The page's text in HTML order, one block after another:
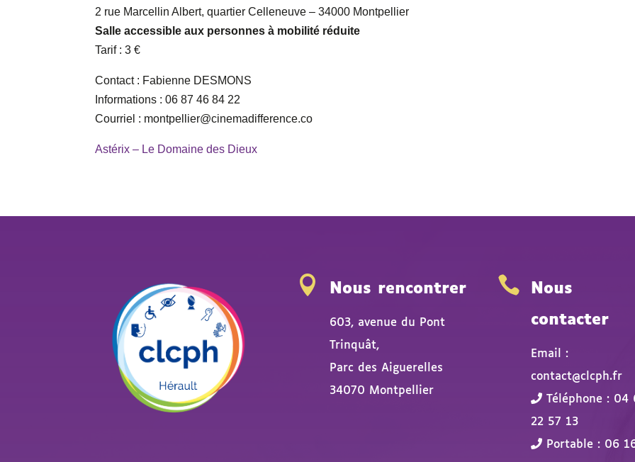
2 rue Marcellin Albert, quartier Celleneuve – 34000 Montpellier
Salle accessible aux personnes à mobilité réduite
Tarif : 3 €
Contact : Fabienne DESMONS
Informations : 06 87 46 84 22
Courriel : montpellier@cinemadifference.co
Astérix – Le Domaine des Dieux
 Nous rencontrer
603, avenue du Pont
Trinquât,
Parc des Aiguerelles
34070 Montpellier

Nous
contacter
Email :
contact@clcph.fr
Téléphone : 04
22 57 13
Portable : 06